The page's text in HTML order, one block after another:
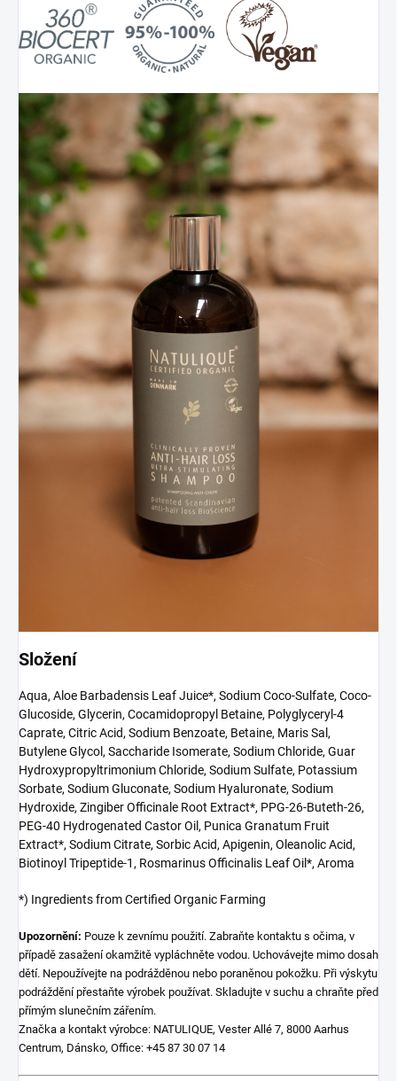
Složení
Aqua, Aloe Barbadensis Leaf Juice*, Sodium Coco-Sulfate, Coco-
Glucoside, Glycerin, Cocamidopropyl Betaine, Polyglyceryl-4
Caprate, Citric Acid, Sodium Benzoate, Betaine, Maris Sal,
Butylene Glycol, Saccharide Isomerate, Sodium Chloride, Guar
Hydroxypropyltrimonium Chloride, Sodium Sulfate, Potassium
Sorbate, Sodium Gluconate, Sodium Hyaluronate, Sodium
Hydroxide, Zingiber Officinale Root Extract*, PPG-26-Buteth-26,
PEG-40 Hydrogenated Castor Oil, Punica Granatum Fruit
Extract*, Sodium Citrate, Sorbic Acid, Apigenin, Oleanolic Acid,
Biotinoyl Tripeptide-1, Rosmarinus Officinalis Leaf Oil*, Aroma
*) Ingredients from Certified Organic Farming
Upozornění: Pouze k zevnímu použití. Zabraňte kontaktu s očima, v
případě zasažení okamžitě vypláchněte vodou. Uchovávejte mimo dosah
dětí. Nepoužívejte na podrážděnou nebo poraněnou pokožku. Při výskytu
podráždění přestaňte výrobek používat. Skladujte v suchu a chraňte před
přímým slunečním zářením.
Značka a kontakt výrobce: NATULIQUE, Vester Allé 7, 8000 Aarhus
Centrum, Dánsko, Office: +45 87 30 07 14